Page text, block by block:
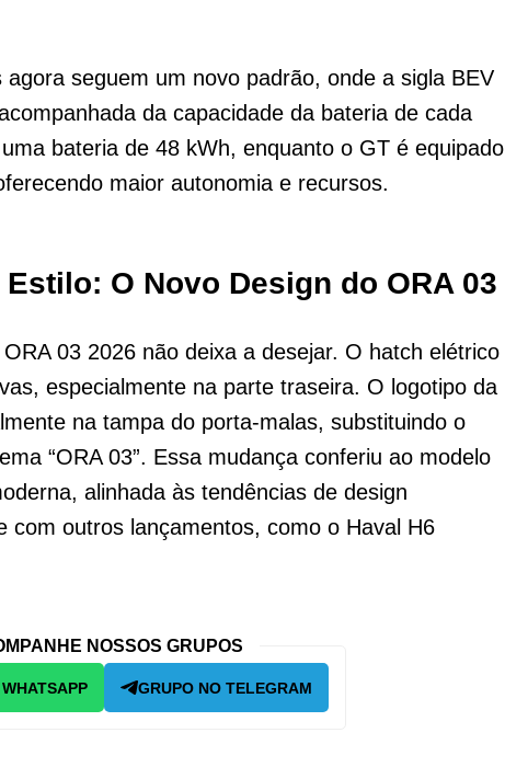
seguem um novo padrão, onde a sigla BEV
da capacidade da bateria de cada
bateria de 48 kWh, enquanto o GT é equipado
maior autonomia e recursos.
O Novo Design do ORA 03
03 2026 não deixa a desejar. O hatch elétrico
especialmente na parte traseira. O logotipo da
na tampa do porta-malas, substituindo o
“ORA 03”. Essa mudança conferiu ao modelo
alinhada às tendências de design
com outros lançamentos, como o Haval H6
NOSSOS GRUPOS
GRUPO NO TELEGRAM